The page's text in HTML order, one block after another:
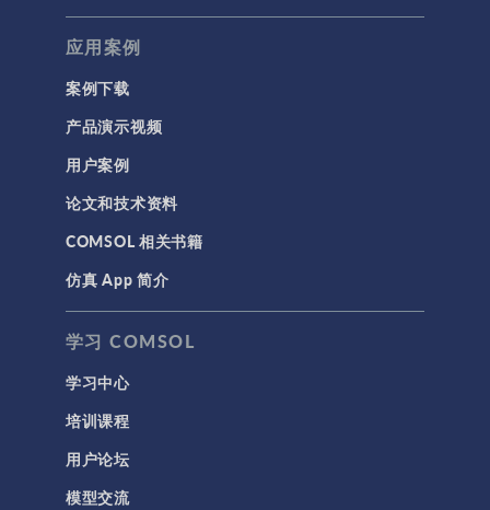
应用案例
案例下载
产品演示视频
用户案例
论文和技术资料
COMSOL 相关书籍
仿真 App 简介
学习 COMSOL
学习中心
培训课程
用户论坛
模型交流